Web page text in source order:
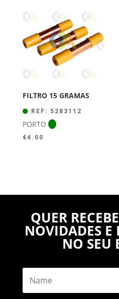
FILTRO 15 GRAMAS
REF: 5283112
PORTO
€4.00
QUER
NOVIDADES E
NO SEU